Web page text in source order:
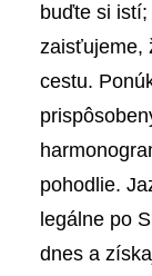
buďte si
zaisťujeme,
cestu.
pohodlie.
legálne po
dnes a